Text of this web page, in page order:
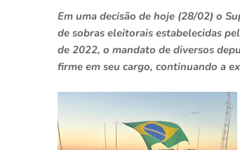
Em uma decisão de hoje (28/02) o
de sobras eleitorais estabelecidas
de 2022, o mandato de diversos
firme em seu cargo, continuando a